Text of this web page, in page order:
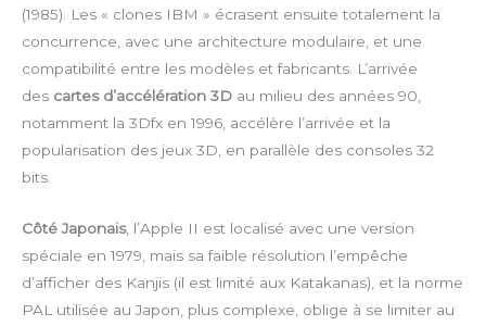
(1985). Les « clones IBM » écrasent ensuite totalement la
concurrence, avec une architecture modulaire, et une
compatibilité entre les modèles et fabricants. L’arrivée
des cartes d’accélération 3D au milieu des années 90,
notamment la 3Dfx en 1996, accélère l’arrivée et la
popularisation des jeux 3D, en parallèle des consoles 32
bits.
Côté Japonais, l’Apple II est localisé avec une version
spéciale en 1979, mais sa faible résolution l’empêche
d’afficher des Kanjis (il est limité aux Katakanas), et la norme
PAL utilisée au Japon, plus complexe, oblige à se limiter au